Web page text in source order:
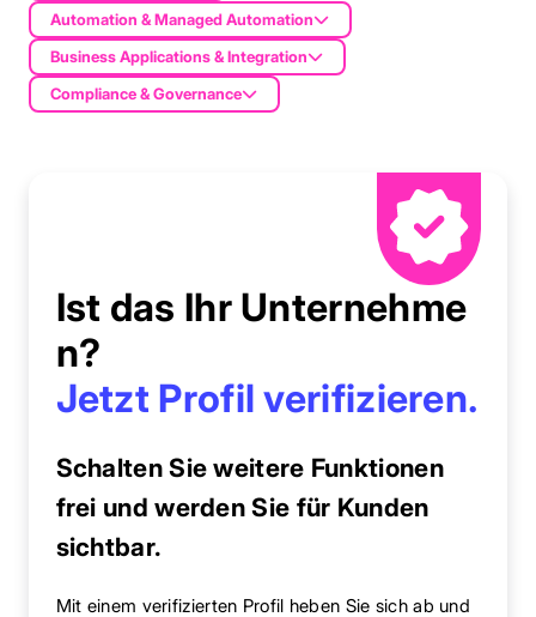
Automation & Managed Automation
Business Applications & Integration
Compliance & Governance
Ist das Ihr Unternehme
n?
Jetzt Profil verifizieren.
Schalten Sie weitere Funktionen
frei und werden Sie für Kunden
sichtbar.
Mit einem verifizierten Profil heben Sie sich ab und